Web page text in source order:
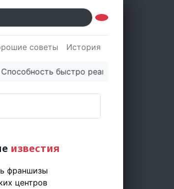
советы История
быстро реагировать через PR
известия
франшизы
центров